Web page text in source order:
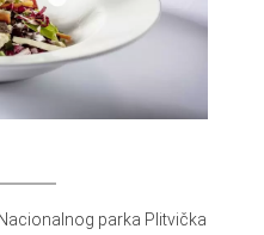
parka Plitvička